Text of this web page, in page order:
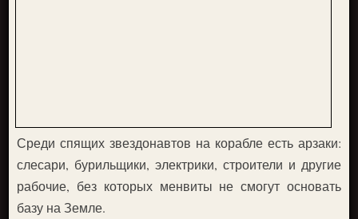
Среди спящих звездонавтов на корабле есть арзаки:
слесари, бурильщики, электрики, строители и другие
рабочие, без которых менвиты не смогут основать
базу на Земле.